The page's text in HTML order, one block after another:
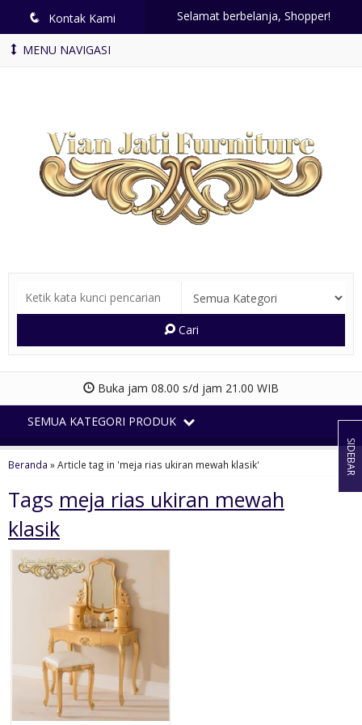
q Kontak Kami Selamat berbelanja, Shopper!
MENU NAVIGASI
Cari
Buka jam 08.00 s/d jam 21.00 WIB
SEMUA KATEGORI PRODUK
Beranda »Article tag in 'meja rias ukiran mewah klasik'
Tags meja rias ukiran mewah
klasik
SIDEBAR